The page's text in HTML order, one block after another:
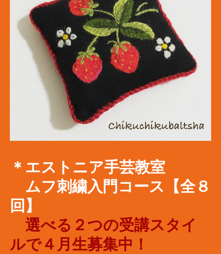
＊エストニア手芸教室
​ ムフ刺繍入門コース【全８
回】
選べる２つの受講スタイ
ルで４月生募集中！